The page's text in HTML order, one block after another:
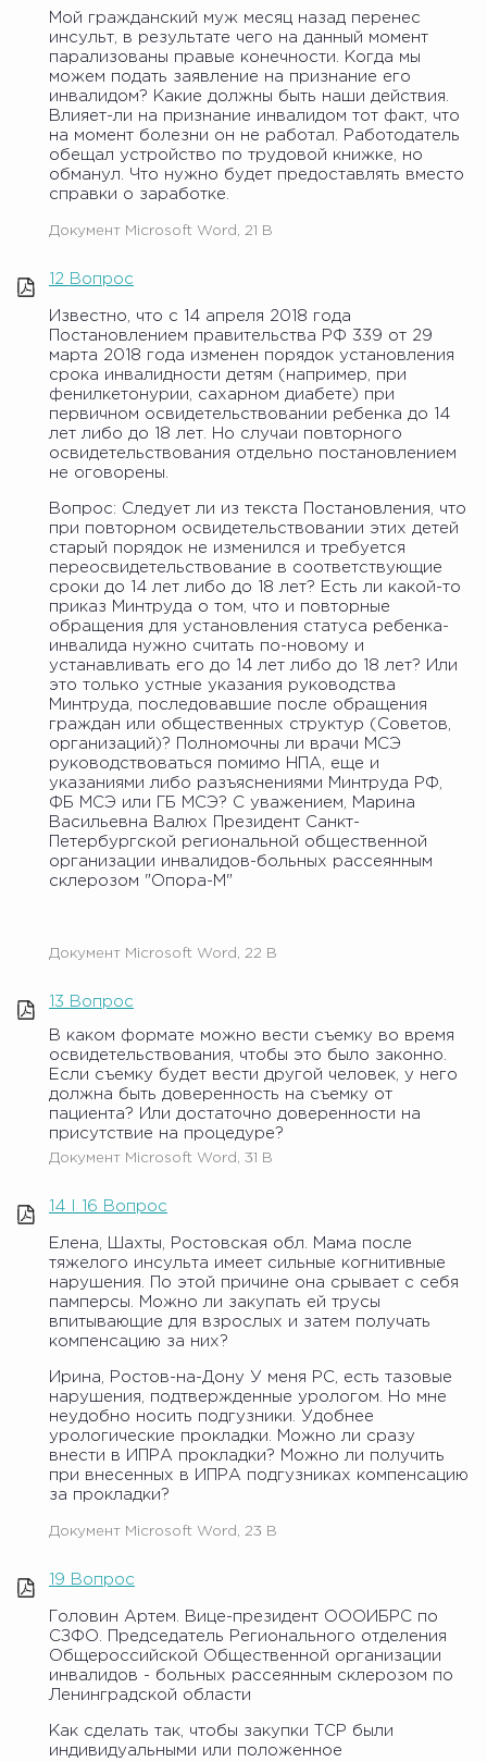
Мой гражданский муж месяц назад перенес
инсульт, в результате чего на данный момент
парализованы правые конечности. Когда мы
можем подать заявление на признание его
инвалидом? Какие должны быть наши действия.
Влияет-ли на признание инвалидом тот факт, что
на момент болезни он не работал. Работодатель
обещал устройство по трудовой книжке, но
обманул. Что нужно будет предоставлять вместо
справки о заработке.
Документ Microsoft Word, 21 B
12 Вопрос
Известно, что с 14 апреля 2018 года
Постановлением правительства РФ 339 от 29
марта 2018 года изменен порядок установления
срока инвалидности детям (например, при
фенилкетонурии, сахарном диабете) при
первичном освидетельствовании ребенка до 14
лет либо до 18 лет. Но случаи повторного
освидетельствования отдельно постановлением
не оговорены.
Вопрос: Следует ли из текста Постановления, что
при повторном освидетельствовании этих детей
старый порядок не изменился и требуется
переосвидетельствование в соответствующие
сроки до 14 лет либо до 18 лет? Есть ли какой-то
приказ Минтруда о том, что и повторные
обращения для установления статуса ребенка-
инвалида нужно считать по-новому и
устанавливать его до 14 лет либо до 18 лет? Или
это только устные указания руководства
Минтруда, последовавшие после обращения
граждан или общественных структур (Советов,
организаций)? Полномочны ли врачи МСЭ
руководствоваться помимо НПА, еще и
указаниями либо разъяснениями Минтруда РФ,
ФБ МСЭ или ГБ МСЭ? С уважением, Марина
Васильевна Валюх Президент Санкт-
Петербургской региональной общественной
организации инвалидов-больных рассеянным
склерозом "Опора-М"
Документ Microsoft Word, 22 B
13 Вопрос
В каком формате можно вести съемку во время
освидетельствования, чтобы это было законно.
Если съемку будет вести другой человек, у него
должна быть доверенность на съемку от
пациента? Или достаточно доверенности на
присутствие на процедуре?
Документ Microsoft Word, 31 B
14 I 16 Вопрос
Елена, Шахты, Ростовская обл. Мама после
тяжелого инсульта имеет сильные когнитивные
нарушения. По этой причине она срывает с себя
памперсы. Можно ли закупать ей трусы
впитывающие для взрослых и затем получать
компенсацию за них?
Ирина, Ростов-на-Дону У меня РС, есть тазовые
нарушения, подтвержденные урологом. Но мне
неудобно носить подгузники. Удобнее
урологические прокладки. Можно ли сразу
внести в ИПРА прокладки? Можно ли получить
при внесенных в ИПРА подгузниках компенсацию
за прокладки?
Документ Microsoft Word, 23 B
19 Вопрос
Головин Артем. Вице-президент ОООИБРС по
СЗФО. Председатель Регионального отделения
Общероссийской Общественной организации
инвалидов - больных рассеянным склерозом по
Ленинградской области
Как сделать так, чтобы закупки ТСР были
индивидуальными или положенное